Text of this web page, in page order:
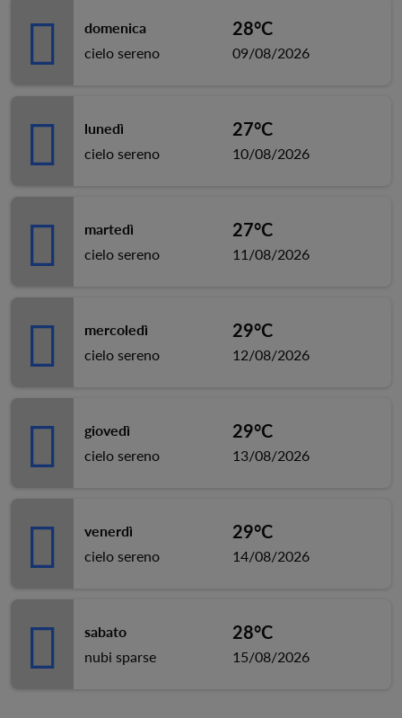
domenica
cielo sereno
28°C
09/08/2026
lunedì
cielo sereno
27°C
10/08/2026
martedì
cielo sereno
27°C
11/08/2026
mercoledì
cielo sereno
29°C
12/08/2026
giovedì
cielo sereno
29°C
13/08/2026
venerdì
cielo sereno
29°C
14/08/2026
sabato
nubi sparse
28°C
15/08/2026